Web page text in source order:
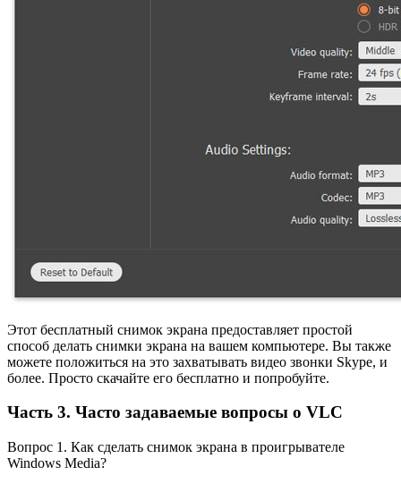
Этот бесплатный снимок экрана предоставляет простой
способ делать снимки экрана на вашем компьютере. Вы также
можете положиться на это захватывать видео звонки Skype, и
более. Просто скачайте его бесплатно и попробуйте.
Часть 3. Часто задаваемые вопросы о VLC
Вопрос 1. Как сделать снимок экрана в проигрывателе
Windows Media?